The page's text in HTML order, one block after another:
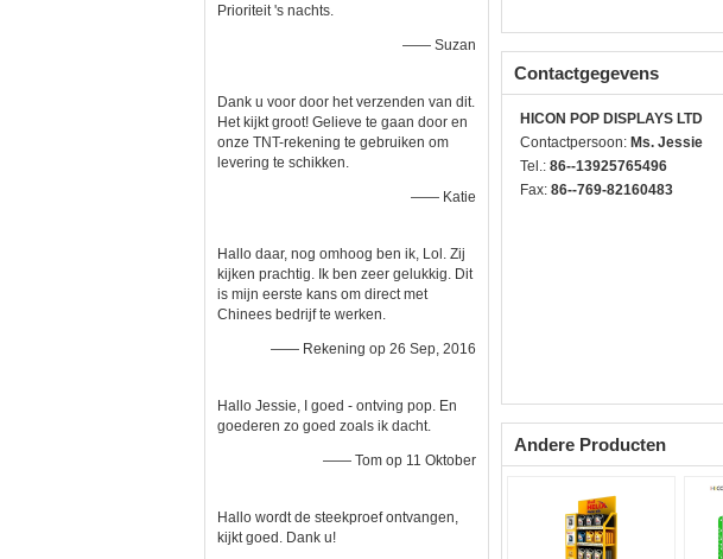
Prioriteit 's nachts.
—— Suzan
Dank u voor door het verzenden van dit.
Het kijkt groot! Gelieve te gaan door en
onze TNT-rekening te gebruiken om
levering te schikken.
—— Katie
Hallo daar, nog omhoog ben ik, Lol. Zij
kijken prachtig. Ik ben zeer gelukkig. Dit
is mijn eerste kans om direct met
Chinees bedrijf te werken.
—— Rekening op 26 Sep, 2016
Hallo Jessie, I goed - ontving pop. En
goederen zo goed zoals ik dacht.
—— Tom op 11 Oktober
Hallo wordt de steekproef ontvangen,
kijkt goed. Dank u!
Contactgegevens
HICON POP DISPLAYS LTD
Contactpersoon: Ms. Jessie
Tel.: 86--13925765496
Fax: 86--769-82160483
Andere Producten